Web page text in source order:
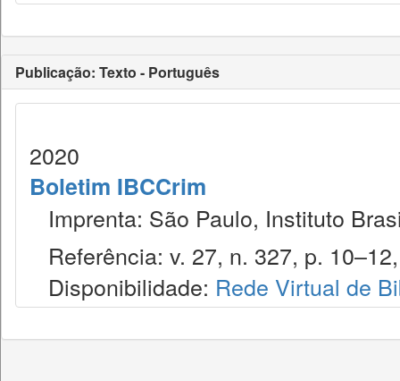
Publicação: Texto - Português
2020
Boletim IBCCrim
Imprenta: São Paulo, Instituto
Referência: v. 27, n. 327, p.
Disponibilidade: Rede Virtual de